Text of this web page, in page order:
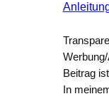
Beitrag
In